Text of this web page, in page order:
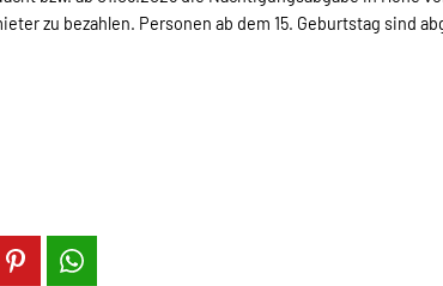
zu bezahlen. Personen ab dem 15. Geburtstag sind